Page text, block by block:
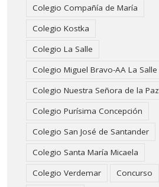
Colegio Compañía de María
Colegio Kostka
Colegio La Salle
Colegio Miguel Bravo-AA La Salle
Colegio Nuestra Señora de la Paz
Colegio Purísima Concepción
Colegio San José de Santander
Colegio Santa María Micaela
Colegio Verdemar
Concurso